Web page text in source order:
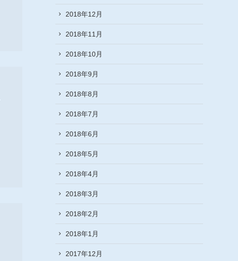
2018年12月
2018年11月
2018年10月
2018年9月
2018年8月
2018年7月
2018年6月
2018年5月
2018年4月
2018年3月
2018年2月
2018年1月
2017年12月